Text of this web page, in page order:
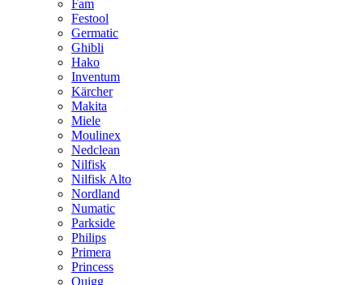
Fam
Festool
Germatic
Ghibli
Hako
Inventum
Kärcher
Makita
Miele
Moulinex
Nedclean
Nilfisk
Nilfisk Alto
Nordland
Numatic
Parkside
Philips
Primera
Princess
Quigg